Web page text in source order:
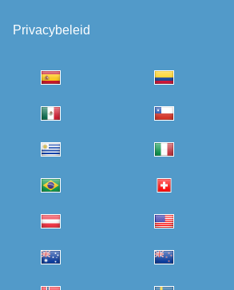
Privacybeleid